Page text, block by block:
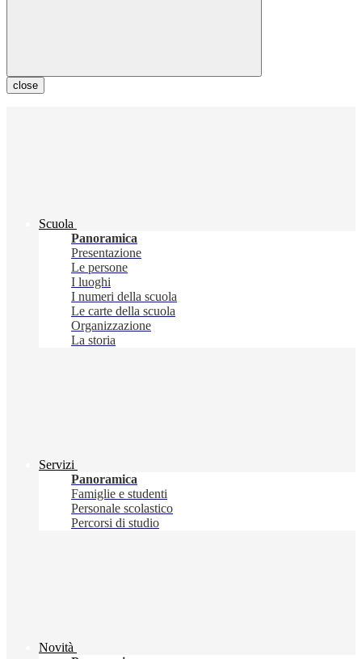
close
Scuola
Panoramica
Presentazione
Le persone
I luoghi
I numeri della scuola
Le carte della scuola
Organizzazione
La storia
Servizi
Panoramica
Famiglie e studenti
Personale scolastico
Percorsi di studio
Novità